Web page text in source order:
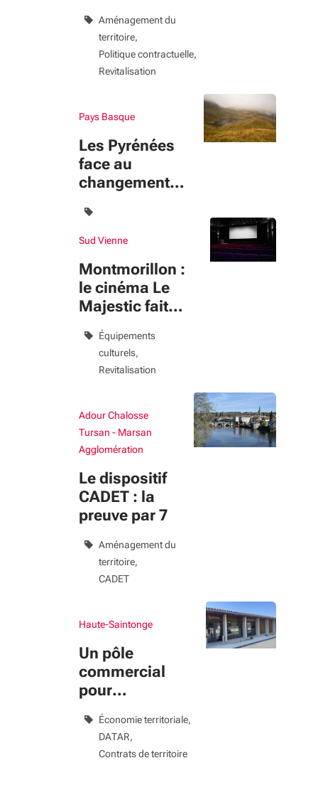
jusqu’en 2028
Aménagement du
territoire
Politique contractuelle
Revitalisation
Pays Basque
Les Pyrénées
face au
changement
Sud Vienne
Montmorillon :
le cinéma Le
Majestic fait
peau neuve
Équipements
culturels
Revitalisation
Adour Chalosse
Tursan - Marsan
Agglomération
Le dispositif
CADET : la
preuve par 7
Aménagement du
territoire
CADET
Haute-Saintonge
Un pôle
commercial
pour
redynamiser le
village
Économie territoriale
DATAR
Contrats de territoire